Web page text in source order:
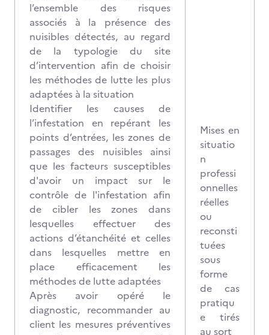
l’ensemble des risques
associés à la présence des
nuisibles détectés, au regard
de la typologie du site
d’intervention afin de choisir
les méthodes de lutte les plus
adaptées à la situation
Identifier les causes de
l’infestation en repérant les
points d’entrées, les zones de
passages des nuisibles ainsi
que les facteurs susceptibles
d'avoir un impact sur le
contrôle de l'infestation afin
de cibler les zones dans
lesquelles effectuer des
actions d’étanchéité et celles
dans lesquelles mettre en
place efficacement les
méthodes de lutte adaptées
Après avoir opéré le
diagnostic, recommander au
client les mesures préventives
Mises en
situatio
n
professi
onnelles
réelles
ou
reconsti
tuées
sous
forme
de cas
pratiqu
e tirés
au sort